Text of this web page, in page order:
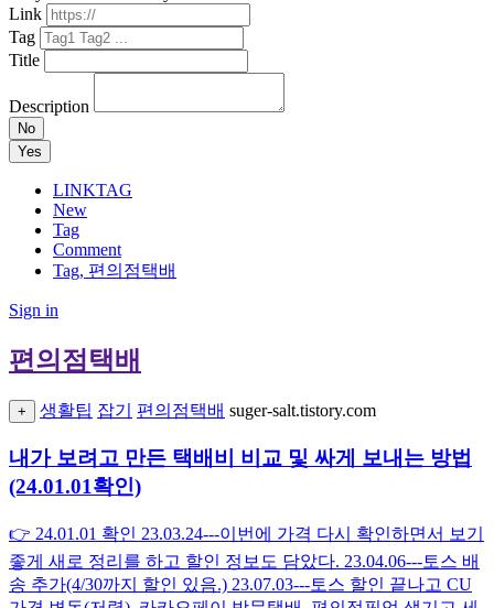
Link
Tag
Title
Description
No
Yes
LINKTAG
New
Tag
Comment
Tag, 편의점택배
Sign in
편의점택배
+ 생활팁 잡기 편의점택배 suger-salt.tistory.com
내가 보려고 만든 택배비 비교 및 싸게 보내는 방법
(24.01.01확인)
👉 24.01.01 확인 23.03.24---이번에 가격 다시 확인하면서 보기
좋게 새로 정리를 하고 할인 정보도 담았다. 23.04.06---토스 배
송 추가(4/30까지 할인 있음.) 23.07.03---토스 할인 끝나고 CU